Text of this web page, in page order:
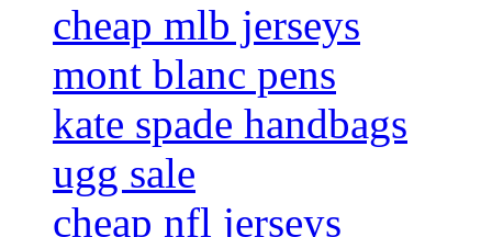
cheap mlb jerseys
mont blanc pens
kate spade handbags
ugg sale
cheap nfl jerseys